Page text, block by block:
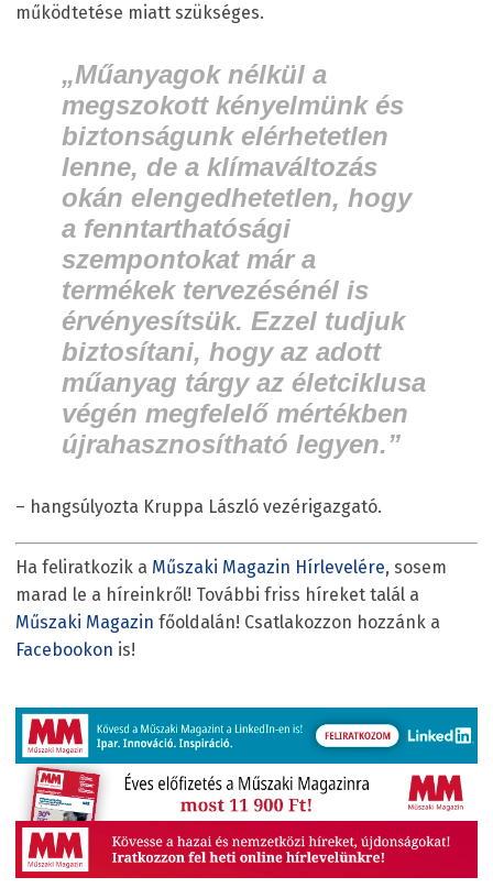
működtetése miatt szükséges.
„Műanyagok nélkül a
megszokott kényelmünk és
biztonságunk elérhetetlen
lenne, de a klímaváltozás
okán elengedhetetlen, hogy
a fenntarthatósági
szempontokat már a
termékek tervezésénél is
érvényesítsük. Ezzel tudjuk
biztosítani, hogy az adott
műanyag tárgy az életciklusa
végén megfelelő mértékben
újrahasznosítható legyen.”
– hangsúlyozta Kruppa László vezérigazgató.
Ha feliratkozik a Műszaki Magazin Hírlevelére, sosem
marad le a híreinkről! További friss híreket talál a
Műszaki Magazin főoldalán! Csatlakozzon hozzánk a
Facebookon is!